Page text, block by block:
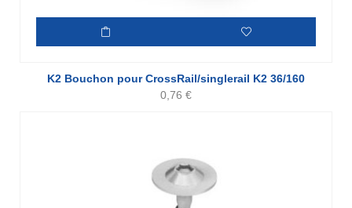
K2 Bouchon pour CrossRail/singlerail K2 36/160
0,76 €